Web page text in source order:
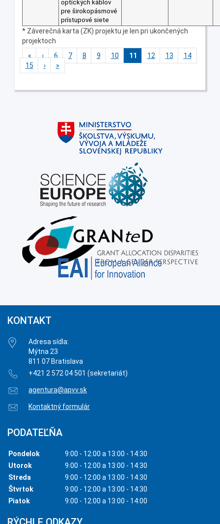
optických káblov
pre širokopásmové
prístupové siete
* Záverečná karta (ZK) projektu je len pri ukončených
projektoch
«
‹ 6 7 8 9 10 11 12 13
14
15
› »
KONTAKT
Adresa sídla:
Mýtna 23
811 07 Bratislava
+421 2 572 04 501 (sekretariát)
agentura@apvv.sk
Kontaktný formulár
PODATEĽŇA
Pondelok
9:00 - 12:00 a 13:00 - 14:30
Utorok
9:00 - 12:00 a 13:00 - 14:30
Streda
9:00 - 12:00 a 13:00 - 14:30
Štvrtok
9:00 - 12:00 a 13:00 - 14:30
Piatok
9:00 - 12:00 a 13:00 - 14:00